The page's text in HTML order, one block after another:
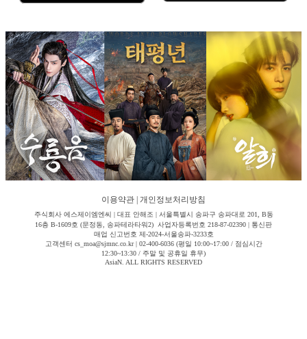
이용약관 개인정보처리방침
주식회사 에스제이엠엔씨 | 대표 안해조 | 서울특별시 송파구 송파대로 201, B동
16층 B-1609호 (문정동, 송파테라타워2) 사업자등록번호 218-87-02390 | 통신판
매업 신고번호 제-2024-서울송파-3233호
고객센터 cs_moa@sjmnc.co.kr | 02-400-6036 (평일 10:00~17:00 / 점심시간
12:30~13:30 / 주말 및 공휴일 휴무)
AsiaN. ALL RIGHTS RESERVED